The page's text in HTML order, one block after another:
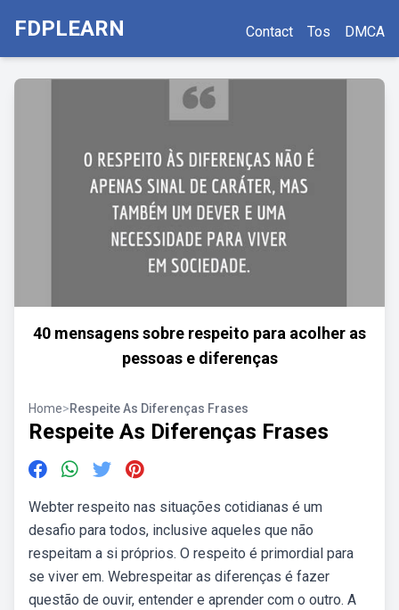
FDPLEARN Contact Tos DMCA
40 mensagens sobre respeito para acolher as
pessoas e diferenças
Home>Respeite As Diferenças Frases
Respeite As Diferenças Frases
Webter respeito nas situações cotidianas é um
desafio para todos, inclusive aqueles que não
respeitam a si próprios. O respeito é primordial para
se viver em. Webrespeitar as diferenças é fazer
questão de ouvir, entender e aprender com o outro. A